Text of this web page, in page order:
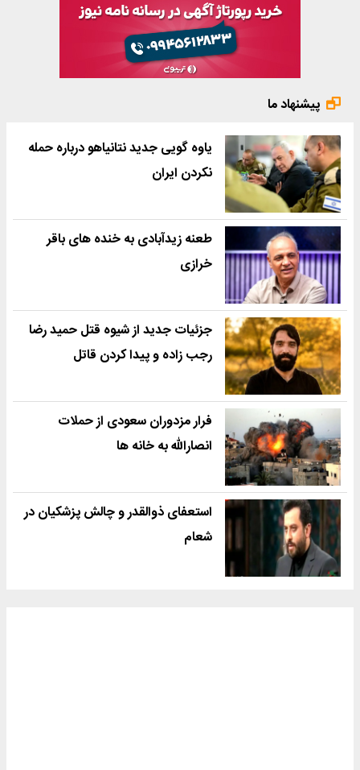
پیشنهاد ما
یاوه گویی جدید نتانیاهو درباره حمله
نکردن ایران
طعنه زیدآبادی به خنده های باقر
خرازی
جزئیات جدید از شیوه قتل حمید رضا
رجب زاده و پیدا کردن قاتل
فرار مزدوران سعودی از حملات
انصارالله به خانه ها
استعفای ذوالقدر و چالش پزشکیان در
شعام